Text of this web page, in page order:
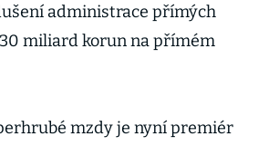
administrace přímých
miliard korun na přímém
mzdy je nyní premiér